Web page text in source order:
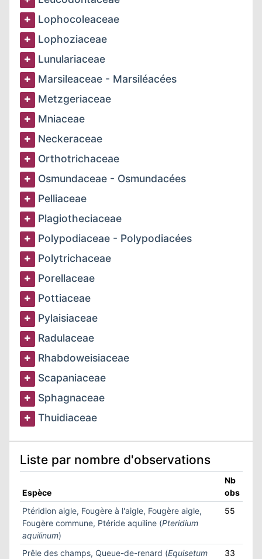
Lophocoleaceae
Lophoziaceae
Lunulariaceae
Marsileaceae - Marsiléacées
Metzgeriaceae
Mniaceae
Neckeraceae
Orthotrichaceae
Osmundaceae - Osmundacées
Pelliaceae
Plagiotheciaceae
Polypodiaceae - Polypodiacées
Polytrichaceae
Porellaceae
Pottiaceae
Pylaisiaceae
Radulaceae
Rhabdoweisiaceae
Scapaniaceae
Sphagnaceae
Thuidiaceae
Liste par nombre d'observations
Espèce
Nb
obs
Ptéridion aigle, Fougère à l'aigle, Fougère aigle,
Fougère commune, Ptéride aquiline (Pteridium
aquilinum)
55
Prêle des champs, Queue-de-renard (Equisetum
33